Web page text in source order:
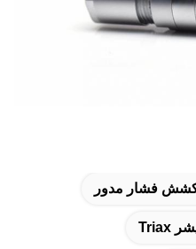
کشش فشار مدور